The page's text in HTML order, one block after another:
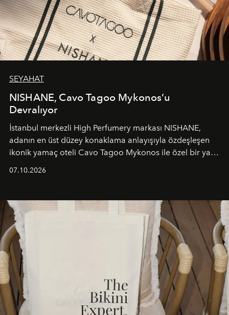
SEYAHAT
NISHANE, Cavo Tagoo Mykonos’u
Devralıyor
İstanbul merkezli High Perfumery markası NISHANE,
adanın en üst düzey konaklama anlayışıyla özdeşleşen
ikonik yamaç oteli Cavo Tagoo Mykonos ile özel bir yaz
buluşturarak markanın Cavo Tagoo’daki varlığını
sürükleyici ve mevsime özel bir deneyime dönüştürüyor.
07.10.2026